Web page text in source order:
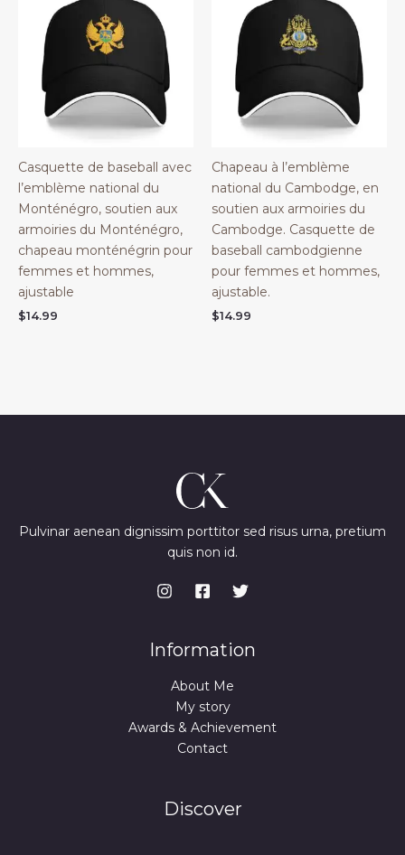
Casquette de baseball avec
l’emblème national du
Monténégro, soutien aux
armoiries du Monténégro,
chapeau monténégrin pour
femmes et hommes,
ajustable
$14.99
Chapeau à l’emblème
national du Cambodge, en
soutien aux armoiries du
Cambodge. Casquette de
baseball cambodgienne
pour femmes et hommes,
ajustable.
$14.99
Pulvinar aenean dignissim porttitor sed risus urna, pretium
quis non id.
Information
About Me
My story
Awards & Achievement
Contact
Discover